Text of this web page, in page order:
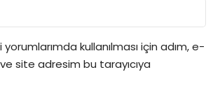
kullanılması için adım, e-
site adresim bu tarayıcıya